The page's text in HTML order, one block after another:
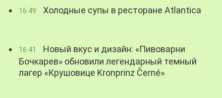
16:49 Холодные супы в ресторане Atlantica
16:41
Новый вкус и дизайн: «Пивоварни
Бочкарев» обновили легендарный темный
лагер «Крушовице Kronprinz Černé»